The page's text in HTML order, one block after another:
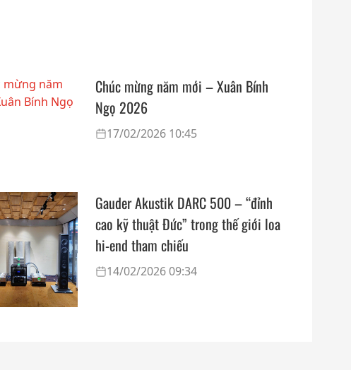
Chúc mừng năm mới – Xuân Bính
Ngọ 2026
17/02/2026 10:45
Gauder Akustik DARC 500 – “đỉnh
cao kỹ thuật Đức” trong thế giới loa
hi-end tham chiếu
14/02/2026 09:34